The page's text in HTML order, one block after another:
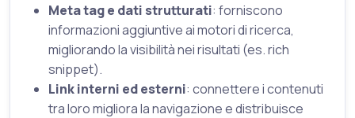
Meta tag e dati strutturati: forniscono
informazioni aggiuntive ai motori di ricerca,
migliorando la visibilità nei risultati (es. rich
snippet).
Link interni ed esterni: connettere i contenuti
tra loro migliora la navigazione e distribuisce